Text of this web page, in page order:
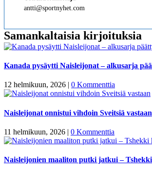
antti@sportnyhet.com
Samankaltaisia kirjoituksia
Kanada pysäytti Naisleijonat – alkusarja
12 helmikuun, 2026 | 0 Kommenttia
Naisleijonat onnistui vihdoin Sveitsiä vastaan
11 helmikuun, 2026 | 0 Kommenttia
Naisleijonien maaliton putki jatkui –